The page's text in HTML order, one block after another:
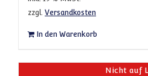
zzgl. Versandkosten
In den Warenkorb
Nicht auf